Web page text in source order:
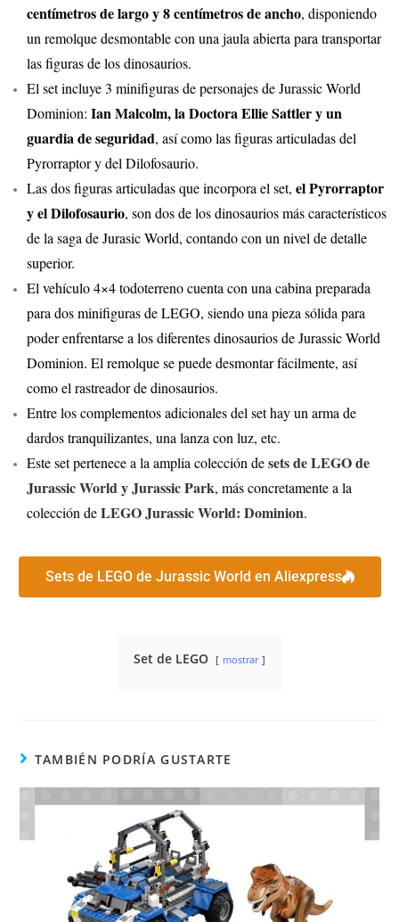
centímetros de largo y 8 centímetros de ancho, disponiendo
un remolque desmontable con una jaula abierta para transportar
las figuras de los dinosaurios.
El set incluye 3 minifiguras de personajes de Jurassic World
Dominion: Ian Malcolm, la Doctora Ellie Sattler y un
guardia de seguridad, así como las figuras articuladas del
Pyrorraptor y del Dilofosaurio.
Las dos figuras articuladas que incorpora el set, el Pyrorraptor
y el Dilofosaurio, son dos de los dinosaurios más característicos
de la saga de Jurasic World, contando con un nivel de detalle
superior.
El vehículo 4×4 todoterreno cuenta con una cabina preparada
para dos minifiguras de LEGO, siendo una pieza sólida para
poder enfrentarse a los diferentes dinosaurios de Jurassic World
Dominion. El remolque se puede desmontar fácilmente, así
como el rastreador de dinosaurios.
Entre los complementos adicionales del set hay un arma de
dardos tranquilizantes, una lanza con luz, etc.
Este set pertenece a la amplia colección desets de LEGO de
Jurassic World y Jurassic Park, más concretamente a la
colección deLEGO Jurassic World: Dominion.
Sets de LEGO de Jurassic World en Aliexpress
Set de LEGO mostrar
TAMBIÉN PODRÍA GUSTARTE